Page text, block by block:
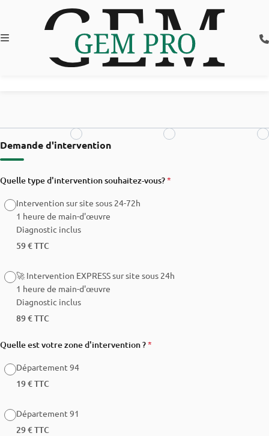
Demande d'intervention
Quelle type d'intervention souhaitez-vous?*
Intervention sur site sous 24-72h
1 heure de main-d'œuvre
Diagnostic inclus
59 € TTC
🚀 Intervention EXPRESS sur site sous 24h
1 heure de main-d'œuvre
Diagnostic inclus
89 € TTC
Quelle est votre zone d'intervention ?*
Département 94
19 € TTC
Département 91
29 € TTC